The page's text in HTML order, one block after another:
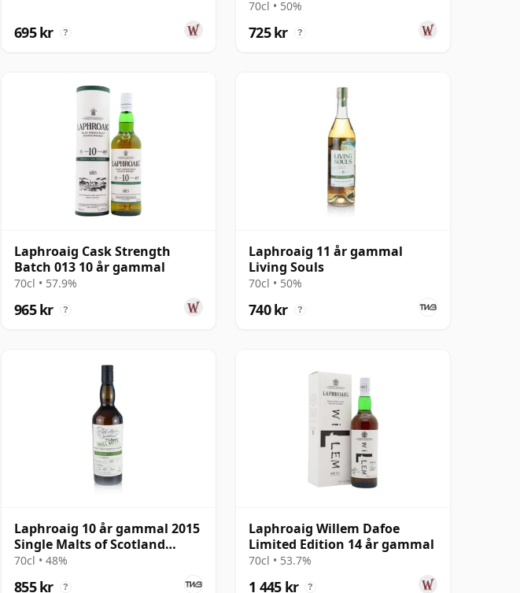
695 kr ?
70cl • 50%
725 kr ?
Laphroaig Cask Strength
Batch 013 10 år gammal
70cl • 57.9%
965 kr ?
Laphroaig 11 år gammal
Living Souls
70cl • 50%
740 kr ?
Laphroaig 10 år gammal 2015
Single Malts of Scotland
Small Batch
70cl • 48%
855 kr ?
Laphroaig Willem Dafoe
Limited Edition 14 år gammal
70cl • 53.7%
1 445 kr ?